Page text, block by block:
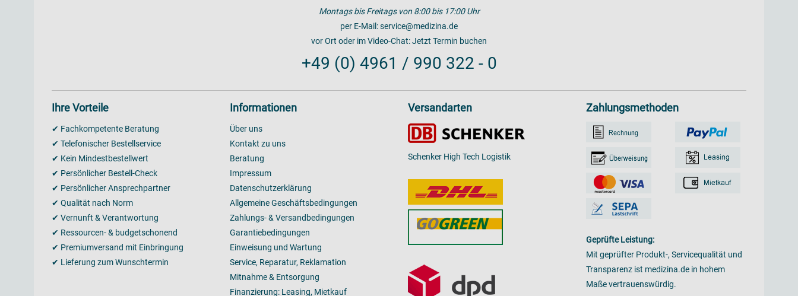
Montags bis Freitags von 8:00 bis 17:00 Uhr
per E-Mail:service@medizina.de
vor Ort oder im Video-Chat:Jetzt Termin buchen
+49 (0) 4961 / 990 322 - 0
Ihre Vorteile
✔ Fachkompetente Beratung
✔ Telefonischer Bestellservice
✔ Kein Mindestbestellwert
✔ Persönlicher Bestell-Check
✔ Persönlicher Ansprechpartner
✔ Qualität nach Norm
✔ Vernunft & Verantwortung
✔ Ressourcen- & budgetschonend
✔ Premiumversand mit Einbringung
✔ Lieferung zum Wunschtermin
Informationen
Über uns
Kontakt zu uns
Beratung
Impressum
Datenschutzerklärung
Allgemeine Geschäftsbedingungen
Zahlungs- & Versandbedingungen
Garantiebedingungen
Einweisung und Wartung
Service, Reparatur, Reklamation
Mitnahme & Entsorgung
Finanzierung: Leasing, Mietkauf
Versandarten
Schenker High Tech Logistik
Zahlungsmethoden
Geprüfte Leistung:
Mit geprüfter Produkt-, Servicequalität und
Transparenz ist medizina.de in hohem
Maße vertrauenswürdig.